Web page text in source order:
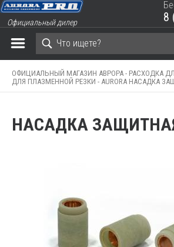
Официальный дилер 8
ОФИЦИАЛЬНЫЙ МАГАЗИН АВРОРА - РАСХОДКА
ДЛЯ ПЛАЗМЕННОЙ РЕЗКИ - AURORA НАСАДКА
НАСАДКА ЗАЩИТНАЯ